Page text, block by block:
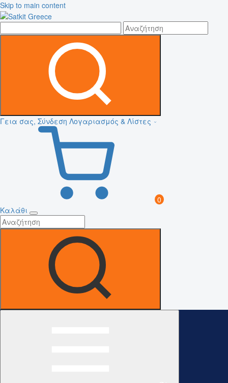
Skip to main content
Γεια σας, Σύνδεση Λογαριασμός & Λίστες
0
Καλάθι